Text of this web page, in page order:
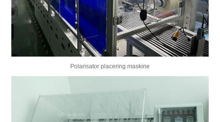
Polarisator placering maskine